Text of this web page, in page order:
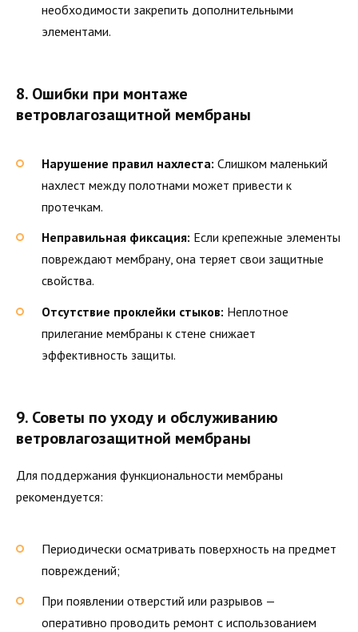
необходимости закрепить дополнительными
элементами.
8. Ошибки при монтаже
ветровлагозащитной мембраны
Нарушение правил нахлеста: Слишком маленький
нахлест между полотнами может привести к
протечкам.
Неправильная фиксация: Если крепежные элементы
повреждают мембрану, она теряет свои защитные
свойства.
Отсутствие проклейки стыков: Неплотное
прилегание мембраны к стене снижает
эффективность защиты.
9. Советы по уходу и обслуживанию
ветровлагозащитной мембраны
Для поддержания функциональности мембраны
рекомендуется:
Периодически осматривать поверхность на предмет
повреждений;
При появлении отверстий или разрывов —
оперативно проводить ремонт с использованием